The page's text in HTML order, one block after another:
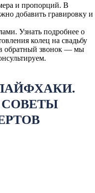
и пропорций. В
добавить гравировку и
Узнать подробнее о
колец на свадьбу
обратный звонок — мы